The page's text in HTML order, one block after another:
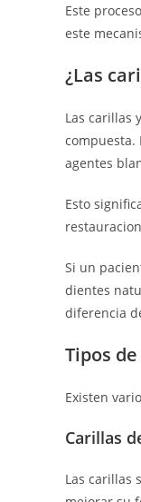
Este
este
¿Las
Las carillas
compuesta.
agentes
Esto
Si un
dientes
diferencia
Tipos
Existen
Carillas
Las carillas